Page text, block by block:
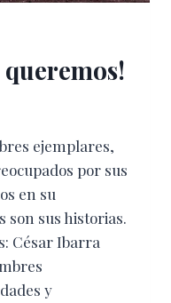
queremos!
ejemplares,
por sus
en su
son sus historias.
César Ibarra
y